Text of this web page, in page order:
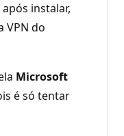
após instalar,
VPN do
Microsoft
é só tentar